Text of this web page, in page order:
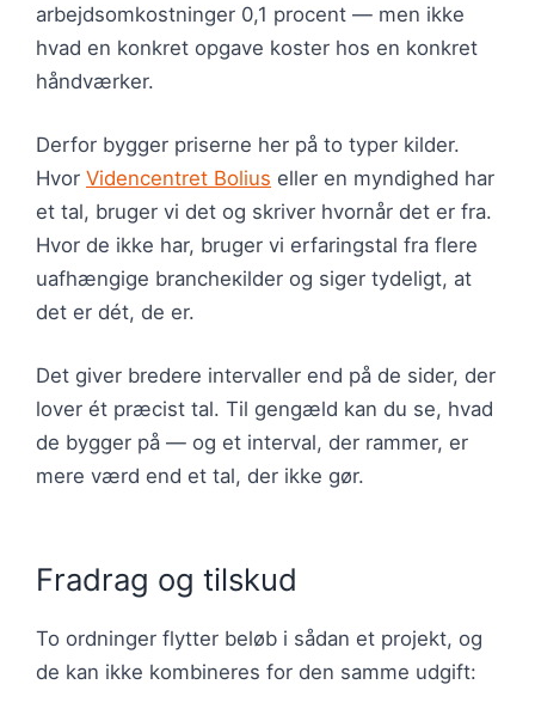
arbejdsomkostninger 0,1 procent — men ikke
hvad en konkret opgave koster hos en konkret
håndværker.
Derfor bygger priserne her på to typer kilder.
Hvor Videncentret Bolius eller en myndighed har
et tal, bruger vi det og skriver hvornår det er fra.
Hvor de ikke har, bruger vi erfaringstal fra flere
uafhængige brancheкilder og siger tydeligt, at
det er dét, de er.
Det giver bredere intervaller end på de sider, der
lover ét præcist tal. Til gengæld kan du se, hvad
de bygger på — og et interval, der rammer, er
mere værd end et tal, der ikke gør.
Fradrag og tilskud
To ordninger flytter beløb i sådan et projekt, og
de kan ikke kombineres for den samme udgift: